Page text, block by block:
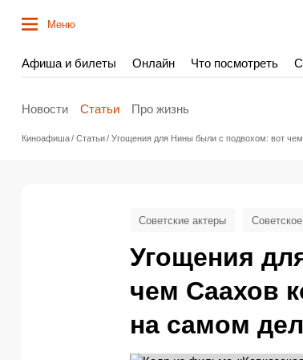
Меню
Афиша и билеты Онлайн Что посмотреть
Новости Статьи Про жизнь
Киноафиша Статьи Угощения для Нины были с подвохом: вот
Угощения
чем Саахов
на самом
Советские актеры